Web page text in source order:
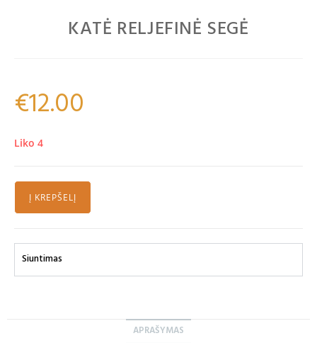
KATĖ RELJEFINĖ SEGĖ
€12.00
Liko 4
Į KREPŠELĮ
Siuntimas
APRAŠYMAS